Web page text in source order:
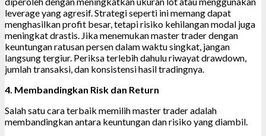
leverage yang agresif. Strategi seperti ini memang dapat
menghasilkan profit besar, tetapi risiko kehilangan modal juga
meningkat drastis. Jika menemukan master trader dengan
keuntungan ratusan persen dalam waktu singkat, jangan
langsung tergiur. Periksa terlebih dahulu riwayat drawdown,
jumlah transaksi, dan konsistensi hasil tradingnya.
4. Membandingkan Risk dan Return
Salah satu cara terbaik memilih master trader adalah
membandingkan antara keuntungan dan risiko yang diambil.